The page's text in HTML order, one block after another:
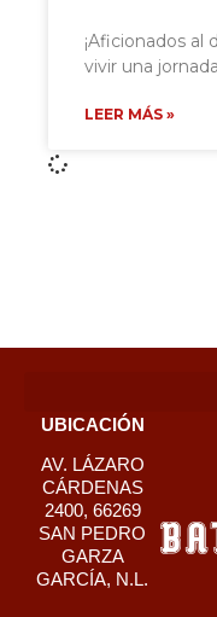
¡Aficionados
vivir una
LEER MÁS »
UBICACIÓN
AV. LÁZARO
CÁRDENAS
2400, 66269
SAN PEDRO
GARZA
GARCÍA, N.L.